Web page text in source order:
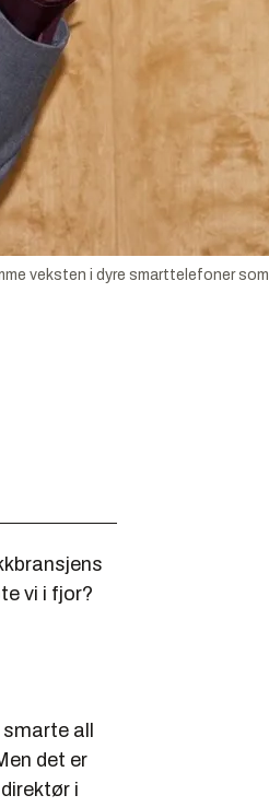
veksten i dyre smarttelefoner som
vi i fjor?
all
det er
i